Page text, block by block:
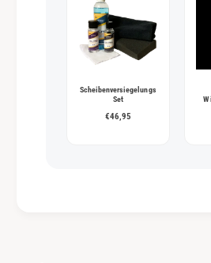
Scheibenversiegelungs
Set
€46,95